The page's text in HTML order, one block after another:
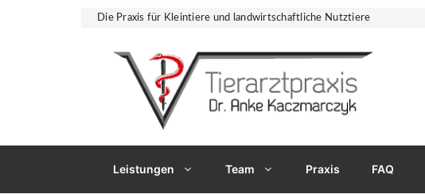
Die Praxis für Kleintiere und landwirtschaftliche Nutztiere
Leistungen Team Praxis FAQ